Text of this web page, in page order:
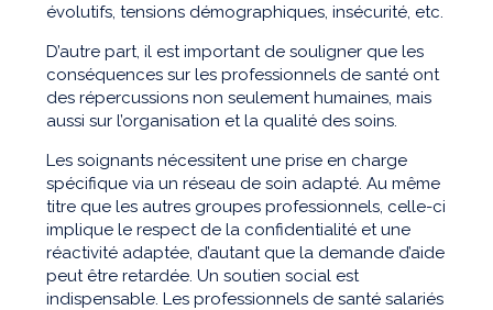
évolutifs, tensions démographiques, insécurité, etc.
D’autre part, il est important de souligner que les
conséquences sur les professionnels de santé ont
des répercussions non seulement humaines, mais
aussi sur l’organisation et la qualité des soins.
Les soignants nécessitent une prise en charge
spécifique via un réseau de soin adapté. Au même
titre que les autres groupes professionnels, celle-ci
implique le respect de la confidentialité et une
réactivité adaptée, d’autant que la demande d’aide
peut être retardée. Un soutien social est
indispensable. Les professionnels de santé salariés